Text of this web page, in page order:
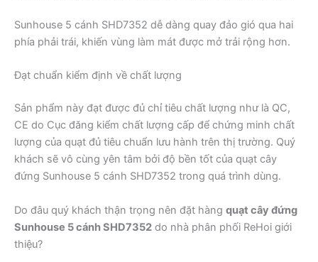
Sunhouse 5 cánh SHD7352 dễ dàng quay đảo gió qua hai
phía phải trái, khiến vùng làm mát được mở trải rộng hơn.
Đạt chuẩn kiểm định về chất lượng
Sản phẩm này đạt được đủ chỉ tiêu chất lượng như là QC,
CE do Cục đăng kiểm chất lượng cấp để chứng minh chất
lượng của quạt đủ tiêu chuẩn lưu hành trên thị trường. Quý
khách sẽ vô cùng yên tâm bởi độ bền tốt của quạt cây
đứng Sunhouse 5 cánh SHD7352 trong quá trình dùng.
Do đâu quý khách thận trọng nên đặt hàng quạt cây đứng
Sunhouse 5 cánh SHD7352 do nhà phân phối ReHoi giới
thiệu?